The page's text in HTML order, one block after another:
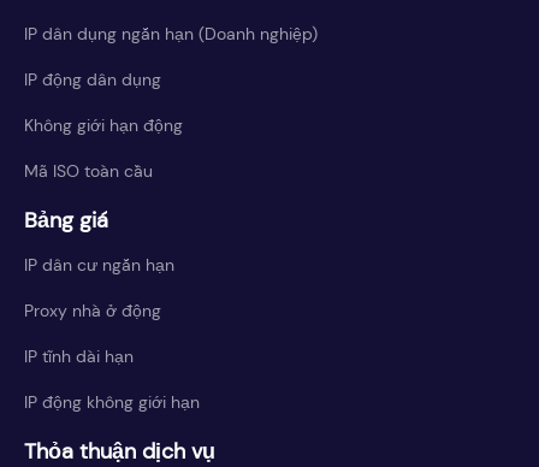
IP dân dụng ngắn hạn (Doanh nghiệp)
IP động dân dụng
Không giới hạn động
Mã ISO toàn cầu
Bảng giá
IP dân cư ngắn hạn
Proxy nhà ở động
IP tĩnh dài hạn
IP động không giới hạn
Thỏa thuận dịch vụ